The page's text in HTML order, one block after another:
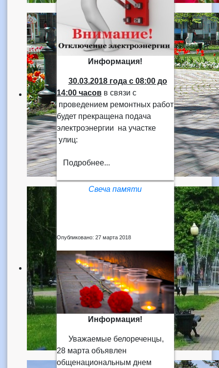
Информация!
30.03.2018 годас 08:00 до
14:00 часовв связи с
проведением ремонтных работ
будет прекращена подача
электроэнергии на участке
улиц:
Подробнее...
Свеча памяти
Опубликовано: 27 марта 2018
Информация!
Уважаемые белореченцы,
28 марта объявлен
общенациональным днем